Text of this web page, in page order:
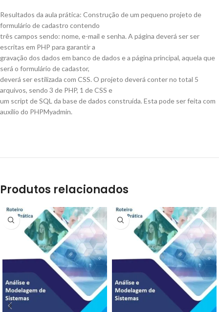
Resultados da aula prática: Construção de um pequeno projeto de
formulário de cadastro contendo
três campos sendo: nome, e-mail e senha. A página deverá ser ser
escritas em PHP para garantir a
gravação dos dados em banco de dados e a página principal, aquela que
será o formulário de cadastor,
deverá ser estilizada com CSS. O projeto deverá conter no total 5
arquivos, sendo 3 de PHP, 1 de CSS e
um script de SQL da base de dados construída. Esta pode ser feita com
auxílio do PHPMyadmin.
Produtos relacionados